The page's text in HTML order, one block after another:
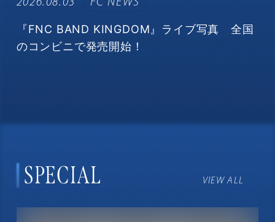
『FNC BAND KINGDOM』ライブ写真 全国
のコンビニで発売開始！
SPECIAL VIEW ALL